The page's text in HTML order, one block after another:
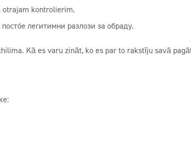
otrajam kontrolierim.
легитимни разлози за обраду.
Kā es varu zināt, ko es par to rakstīju savā